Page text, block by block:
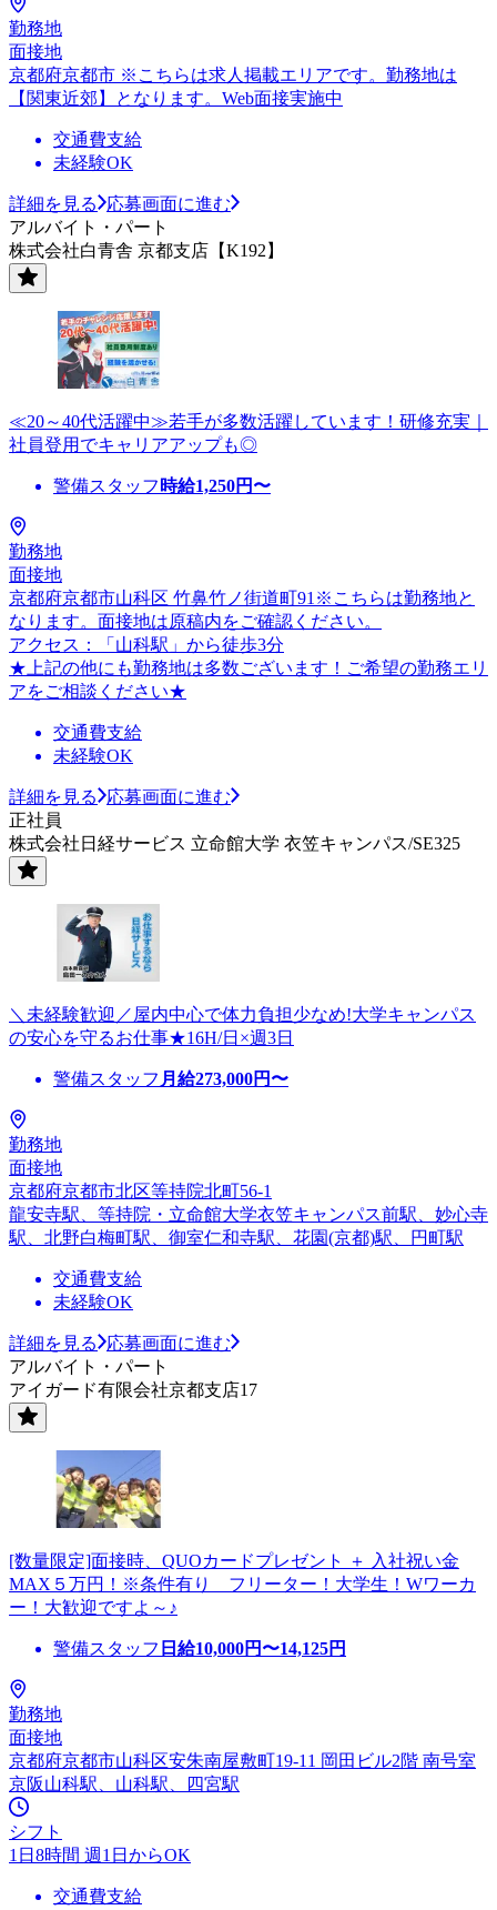
勤務地
面接地
京都府京都市 ※こちらは求人掲載エリアです。勤務地は
【関東近郊】となります。Web面接実施中
交通費支給
未経験OK
詳細を見る
応募画面に進む
アルバイト・パート
株式会社白青舎 京都支店【K192】
≪20～40代活躍中≫若手が多数活躍しています！研修充実｜
社員登用でキャリアアップも◎
警備スタッフ 時給1,250円〜
勤務地
面接地
京都府京都市山科区 竹鼻竹ノ街道町91※こちらは勤務地と
なります。面接地は原稿内をご確認ください。
アクセス：「山科駅」から徒歩3分
★上記の他にも勤務地は多数ございます！ご希望の勤務エリ
アをご相談ください★
交通費支給
未経験OK
詳細を見る
応募画面に進む
正社員
株式会社日経サービス 立命館大学 衣笠キャンパス/SE325
＼未経験歓迎／屋内中心で体力負担少なめ!大学キャンパス
の安心を守るお仕事★16H/日×週3日
警備スタッフ 月給273,000円〜
勤務地
面接地
京都府京都市北区等持院北町56-1
龍安寺駅、等持院・立命館大学衣笠キャンパス前駅、妙心寺
駅、北野白梅町駅、御室仁和寺駅、花園(京都)駅、円町駅
交通費支給
未経験OK
詳細を見る
応募画面に進む
アルバイト・パート
アイガード有限会社京都支店17
[数量限定]面接時、QUOカードプレゼント ＋ 入社祝い金
MAX５万円！※条件有り フリーター！大学生！Wワーカ
ー！大歓迎ですよ～♪
警備スタッフ 日給10,000円〜14,125円
勤務地
面接地
京都府京都市山科区安朱南屋敷町19-11 岡田ビル2階 南号室
京阪山科駅、山科駅、四宮駅
シフト
1日8時間 週1日からOK
交通費支給